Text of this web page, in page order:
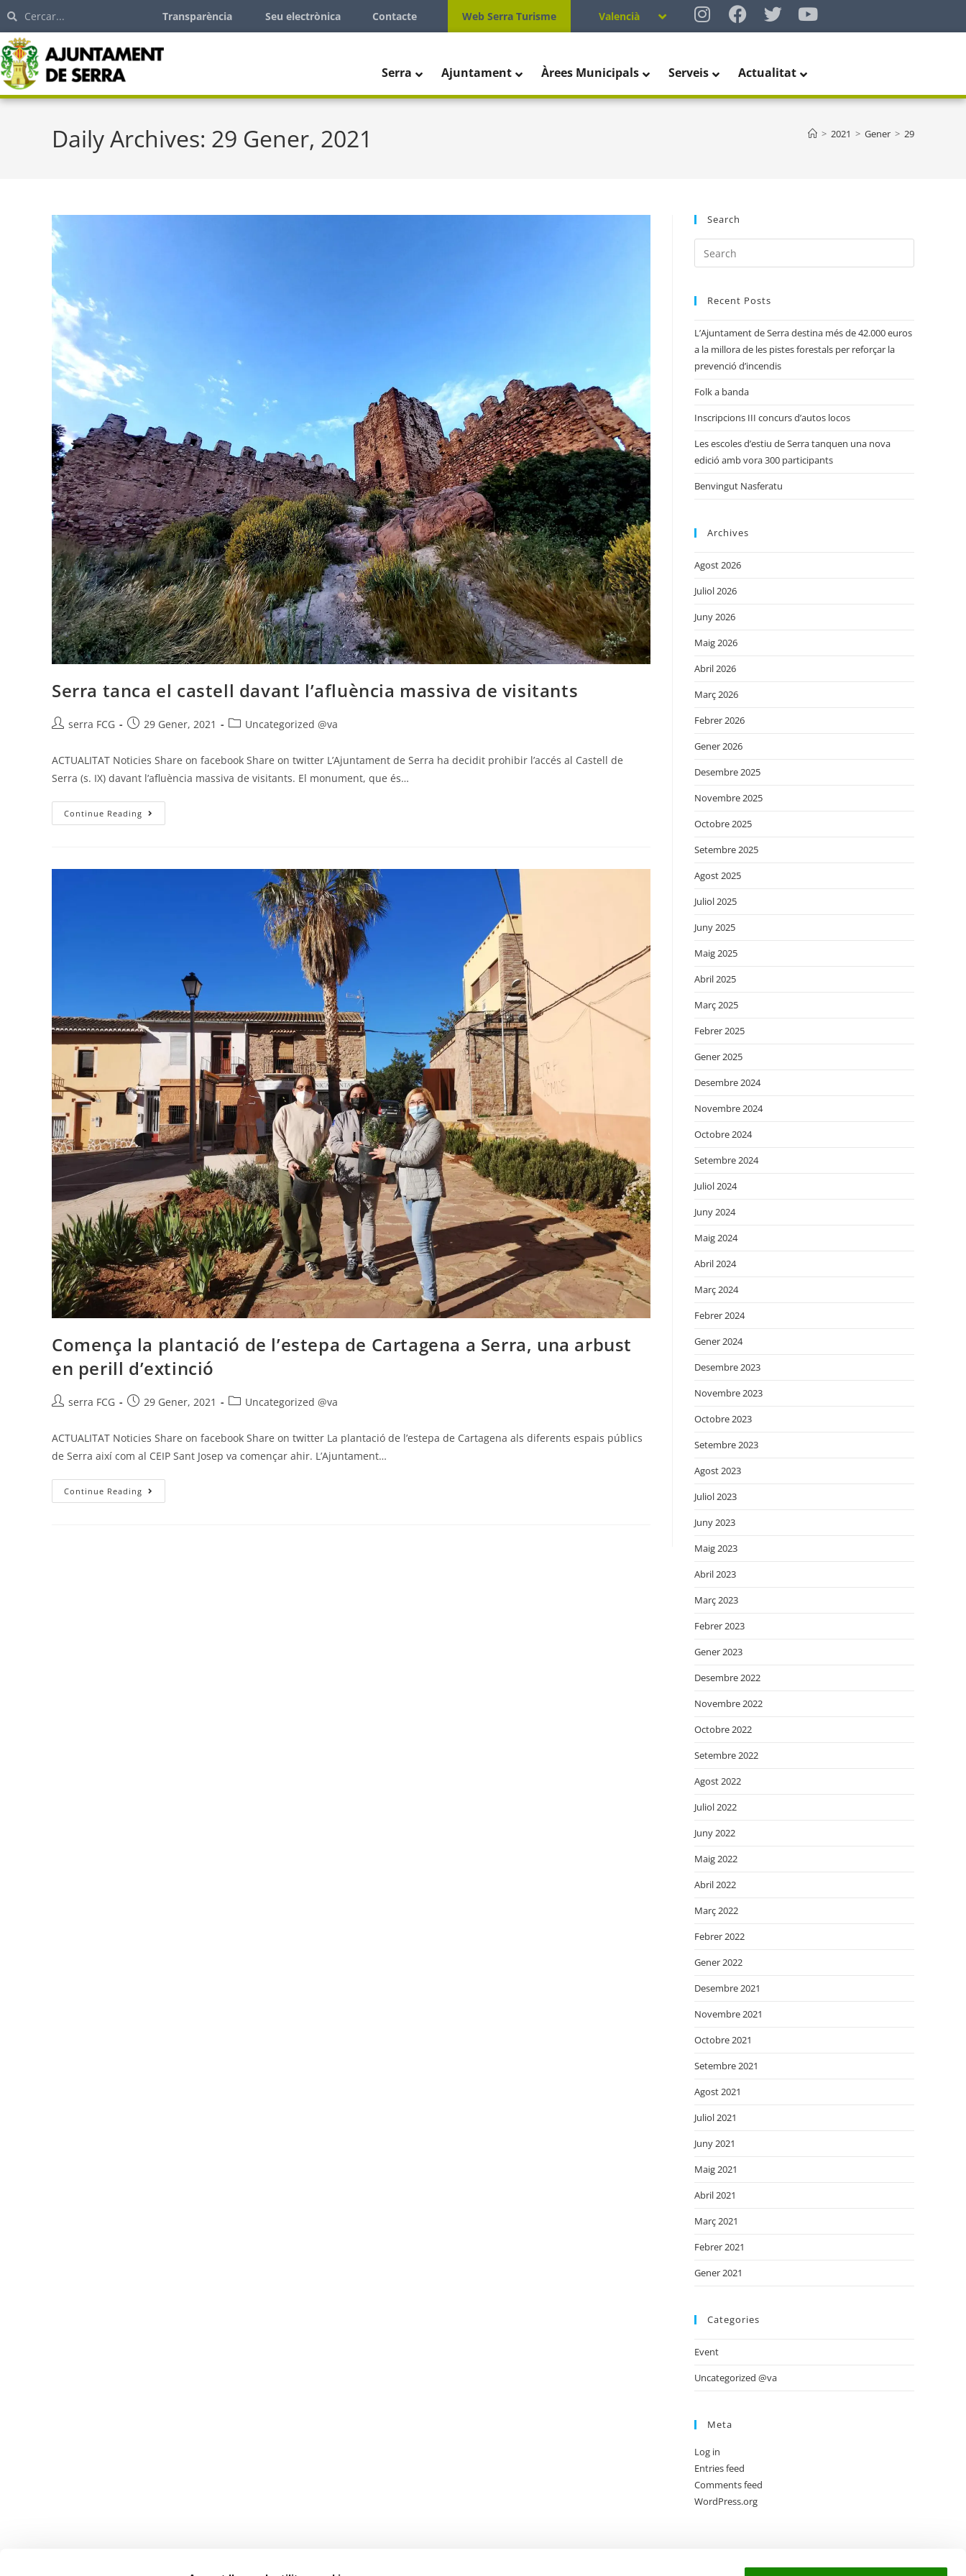
Transparència Seu electrònica Contacte Web Serra Turisme Valencià
Serra Ajuntament Àrees Municipals Serveis Actualitat
Daily Archives: 29 Gener, 2021 > 2021 > Gener > 29
Serra tanca el castell davant l’afluència massiva de visitants
serra FCG 29 Gener, 2021 Uncategorized @va
ACTUALITAT Noticies Share on facebook Share on twitter L’Ajuntament de Serra ha decidit prohibir l’accés al Castell de
Serra (s. IX) davant l’afluència massiva de visitants. El monument, que és…
Continue Reading
Comença la plantació de l’estepa de Cartagena a Serra, una arbust
en perill d’extinció
serra FCG 29 Gener, 2021 Uncategorized @va
ACTUALITAT Noticies Share on facebook Share on twitter La plantació de l’estepa de Cartagena als diferents espais públics
de Serra així com al CEIP Sant Josep va començar ahir. L’Ajuntament…
Continue Reading
Search
Recent Posts
L’Ajuntament de Serra destina més de 42.000 euros
a la millora de les pistes forestals per reforçar la
prevenció d’incendis
Folk a banda
Inscripcions III concurs d’autos locos
Les escoles d’estiu de Serra tanquen una nova
edició amb vora 300 participants
Benvingut Nasferatu
Archives
Agost 2026
Juliol 2026
Juny 2026
Maig 2026
Abril 2026
Març 2026
Febrer 2026
Gener 2026
Desembre 2025
Novembre 2025
Octobre 2025
Setembre 2025
Agost 2025
Juliol 2025
Juny 2025
Maig 2025
Abril 2025
Març 2025
Febrer 2025
Gener 2025
Desembre 2024
Novembre 2024
Octobre 2024
Setembre 2024
Juliol 2024
Juny 2024
Maig 2024
Abril 2024
Març 2024
Febrer 2024
Gener 2024
Desembre 2023
Novembre 2023
Octobre 2023
Setembre 2023
Agost 2023
Juliol 2023
Juny 2023
Maig 2023
Abril 2023
Març 2023
Febrer 2023
Gener 2023
Desembre 2022
Novembre 2022
Octobre 2022
Setembre 2022
Agost 2022
Juliol 2022
Juny 2022
Maig 2022
Abril 2022
Març 2022
Febrer 2022
Gener 2022
Desembre 2021
Novembre 2021
Octobre 2021
Setembre 2021
Agost 2021
Juliol 2021
Juny 2021
Maig 2021
Abril 2021
Març 2021
Febrer 2021
Gener 2021
Categories
Event
Uncategorized @va
Meta
Log in
Entries feed
Comments feed
WordPress.org